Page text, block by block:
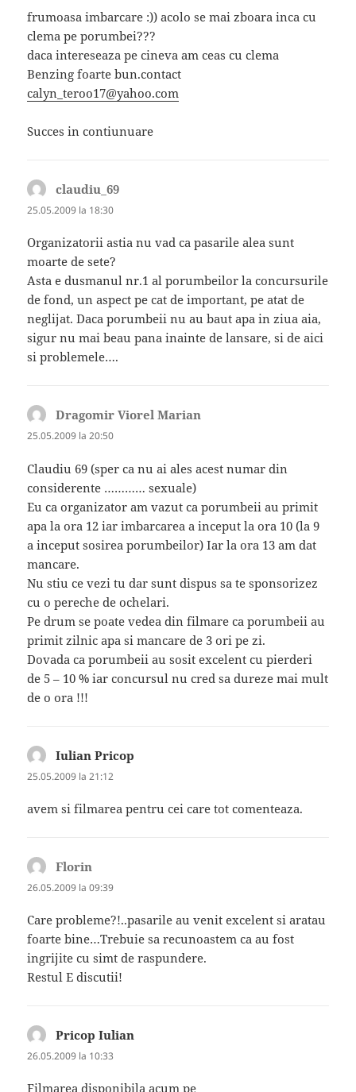
frumoasa imbarcare :)) acolo se mai zboara inca cu
clema pe porumbei???
daca intereseaza pe cineva am ceas cu clema
Benzing foarte bun.contact
calyn_teroo17@yahoo.com
Succes in contiunuare
claudiu_69
25.05.2009 la 18:30
Organizatorii astia nu vad ca pasarile alea sunt
moarte de sete?
Asta e dusmanul nr.1 al porumbeilor la concursurile
de fond, un aspect pe cat de important, pe atat de
neglijat. Daca porumbeii nu au baut apa in ziua aia,
sigur nu mai beau pana inainte de lansare, si de aici
si problemele….
Dragomir Viorel Marian
25.05.2009 la 20:50
Claudiu 69 (sper ca nu ai ales acest numar din
considerente ………… sexuale)
Eu ca organizator am vazut ca porumbeii au primit
apa la ora 12 iar imbarcarea a inceput la ora 10 (la 9
a inceput sosirea porumbeilor) Iar la ora 13 am dat
mancare.
Nu stiu ce vezi tu dar sunt dispus sa te sponsorizez
cu o pereche de ochelari.
Pe drum se poate vedea din filmare ca porumbeii au
primit zilnic apa si mancare de 3 ori pe zi.
Dovada ca porumbeii au sosit excelent cu pierderi
de 5 – 10 % iar concursul nu cred sa dureze mai mult
de o ora !!!
Iulian Pricop
25.05.2009 la 21:12
avem si filmarea pentru cei care tot comenteaza.
Florin
26.05.2009 la 09:39
Care probleme?!..pasarile au venit excelent si aratau
foarte bine…Trebuie sa recunoastem ca au fost
ingrijite cu simt de raspundere.
Restul E discutii!
Pricop Iulian
26.05.2009 la 10:33
Filmarea disponibila acum pe